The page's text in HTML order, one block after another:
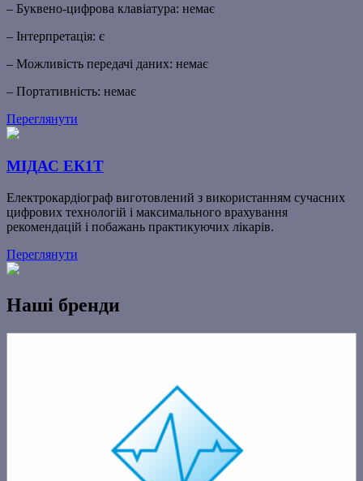
– Буквено-цифрова клавіатура: немає
– Інтерпретація: є
– Можливість передачі даних: немає
– Портативність: немає
Переглянути
МІДАС ЕК1Т
Електрокардіограф виготовлений з використанням сучасних
цифрових технологій і максимального врахування
рекомендацій і побажань практикуючих лікарів.
Переглянути
Наші бренди